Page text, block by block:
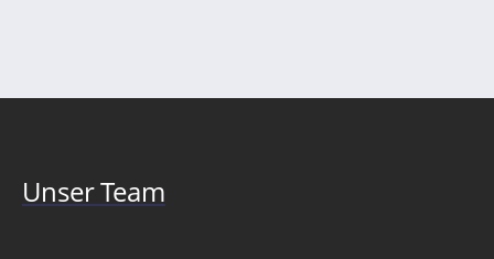
Unser Team